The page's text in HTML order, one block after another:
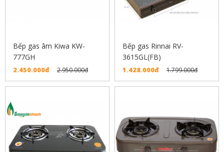
Bếp gas âm Kiwa KW-
777GH
2.450.000đ 2.950.000đ
Bếp gas Rinnai RV-
3615GL(FB)
1.428.000đ 1.799.000đ